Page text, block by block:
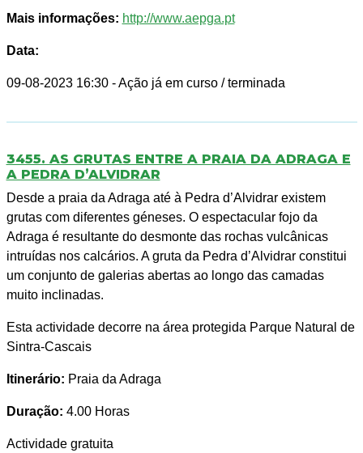
Mais informações: http://www.aepga.pt
Data:
09-08-2023 16:30 - Ação já em curso / terminada
3455. AS GRUTAS ENTRE A PRAIA DA ADRAGA E
A PEDRA D’ALVIDRAR
Desde a praia da Adraga até à Pedra d’Alvidrar existem
grutas com diferentes géneses. O espectacular fojo da
Adraga é resultante do desmonte das rochas vulcânicas
intruídas nos calcários. A gruta da Pedra d’Alvidrar constitui
um conjunto de galerias abertas ao longo das camadas
muito inclinadas.
Esta actividade decorre na área protegida Parque Natural de
Sintra-Cascais
Itinerário: Praia da Adraga
Duração: 4.00 Horas
Actividade gratuita